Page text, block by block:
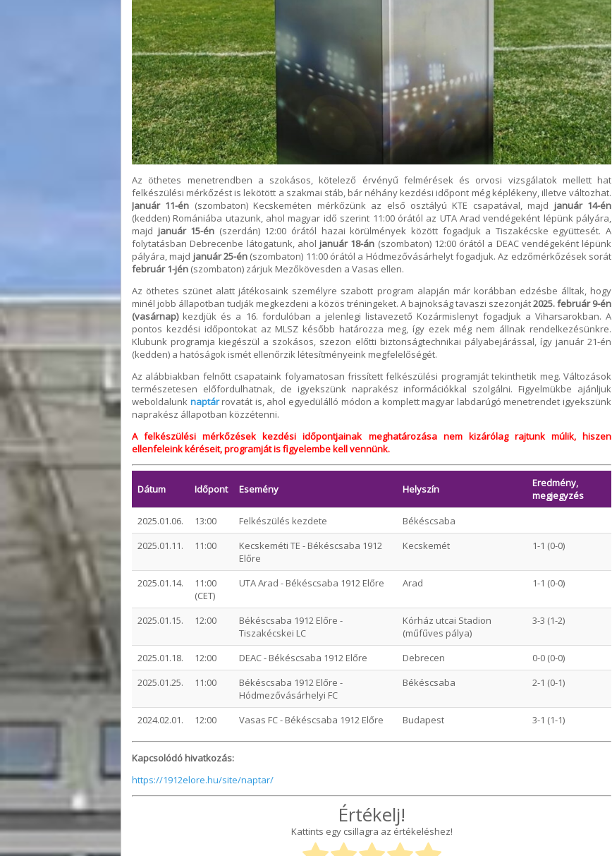
Az öthetes menetrendben a szokásos, kötelező érvényű felmérések és orvosi vizsgálatok mellett hat
felkészülési mérkőzést is lekötött a szakmai stáb, bár néhány kezdési időpont még képlékeny, illetve változhat.
Január 11-én (szombaton) Kecskeméten mérkőzünk az első osztályú KTE csapatával, majd január 14-én
(kedden) Romániába utazunk, ahol magyar idő szerint 11:00 órától az UTA Arad vendégeként lépünk pályára,
majd január 15-én (szerdán) 12:00 órától hazai körülmények között fogadjuk a Tiszakécske együttesét. A
folytatásban Debrecenbe látogatunk, ahol január 18-án (szombaton) 12:00 órától a DEAC vendégeként lépünk
pályára, majd január 25-én (szombaton) 11:00 órától a Hódmezővásárhelyt fogadjuk. Az edzőmérkőzések sorát
február 1-jén (szombaton) zárjuk Mezőkövesden a Vasas ellen.
Az öthetes szünet alatt játékosaink személyre szabott program alapján már korábban edzésbe álltak, hogy
minél jobb állapotban tudják megkezdeni a közös tréningeket. A bajnokság tavaszi szezonját2025. február 9-én
(vasárnap)kezdjük és a 16. fordulóban a jelenlegi listavezető Kozármislenyt fogadjuk a Viharsarokban. A
pontos kezdési időpontokat az MLSZ később határozza meg, így ezek még nem állnak rendelkezésünkre.
Klubunk programja kiegészül a szokásos, szezon előtti biztonságtechnikai pályabejárással, így január 21-én
(kedden) a hatóságok ismét ellenőrzik létesítményeink megfelelőségét.
Az alábbiakban felnőtt csapataink folyamatosan frissített felkészülési programját tekinthetik meg. Változások
természetesen előfordulhatnak, de igyekszünk naprakész információkkal szolgálni. Figyelmükbe ajánljuk
weboldalunk naptárrovatát is, ahol egyedülálló módon a komplett magyar labdarúgó menetrendet igyekszünk
naprakész állapotban közzétenni.
A felkészülési mérkőzések kezdési időpontjainak meghatározása nem kizárólag rajtunk múlik, hiszen
ellenfeleink kéréseit, programját is figyelembe kell vennünk.
Dátum Időpont Esemény Helyszín
Eredmény,
megjegyzés
2025.01.06.
13:00 Felkészülés kezdete
Békéscsaba
2025.01.11.
11:00
Kecskeméti TE - Békéscsaba 1912
Előre
Kecskemét 1-1 (0-0)
2025.01.14.
11:00
(CET)
UTA Arad - Békéscsaba 1912 Előre Arad 1-1 (0-0)
2025.01.15. 12:00
Békéscsaba 1912 Előre -
Tiszakécskei LC
Kórház utcai Stadion
(műfűves pálya)
3-3 (1-2)
2025.01.18. 12:00 DEAC - Békéscsaba 1912 Előre Debrecen
0-0 (0-0)
2025.01.25.
11:00
Békéscsaba 1912 Előre -
Hódmezővásárhelyi FC
Békéscsaba 2-1 (0-1)
2024.02.01. 12:00 Vasas FC - Békéscsaba 1912 Előre Budapest 3-1 (1-1)
Kapcsolódó hivatkozás:
https://1912elore.hu/site/naptar/
Értékelj!
Kattints egy csillagra az értékeléshez!